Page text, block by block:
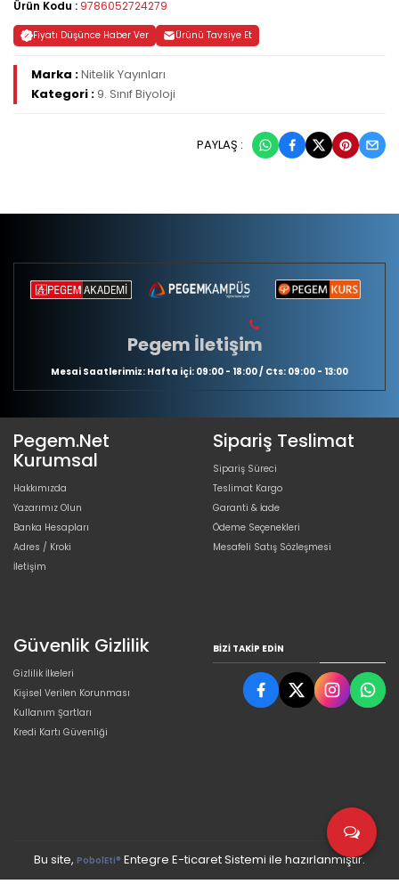
Ürün Kodu : 9786052724279
Fiyatı Düşünce Haber Ver Ürünü Tavsiye Et
Marka :Nitelik Yayınları
Kategori : 9. Sınıf Biyoloji
PAYLAŞ :
Pegem İletişim
Mesai Saatlerimiz: Hafta içi: 09:00 - 18:00 / Cts: 09:00 - 13:00
Pegem.Net
Kurumsal
Hakkımızda
Yazarımız Olun
Banka Hesapları
Adres / Kroki
İletişim
Sipariş Teslimat
Sipariş Süreci
Teslimat Kargo
Garanti & İade
Ödeme Seçenekleri
Mesafeli Satış Sözleşmesi
Güvenlik Gizlilik
Gizlilik İlkeleri
Kişisel Verilen Korunması
Kullanım Şartları
Kredi Kartı Güvenliği
BIZI TAKIP EDIN
Bu site, PobolEti® Entegre E-ticaret Sistemi ile hazırlanmıştır.